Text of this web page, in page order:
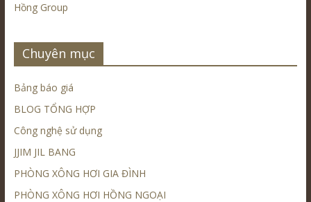
Hồng Group
Chuyên mục
Bảng báo giá
BLOG TỔNG HỢP
Công nghệ sử dụng
JJIM JIL BANG
PHÒNG XÔNG HƠI GIA ĐÌNH
PHÒNG XÔNG HƠI HỒNG NGOẠI